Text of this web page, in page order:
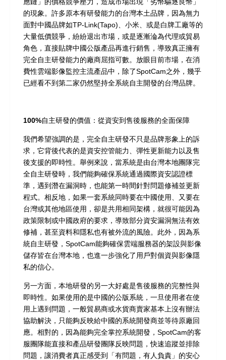
的現象。許多原本有研發能力的台灣本土品牌，因為無力
面對中國品牌如TP-Link(Tapo)、小米、或是白牌工廠等的
大量低價競爭，紛紛退出市場，或是逐漸淪為代理或貿易
角色，直接貼牌中國公版產品再進行銷售，導致真正擁有
完全自主研發能力的廠商屈指可數。放眼目前市場，在消
費性雲端影像監控主流產品中，除了SpotCam之外， 幾乎
已經看不到第二家仍然堅持全系統自主開發的台灣品牌。
100%自主研發的價值：從資安到售後服務的全面保障
我們希望強調的是，完全自主研發不只是品牌形象上的訴
求，它背後代表的是資安控管能力、彈性更新能力以及售
後支援的即時性。舉例來說，當系統是由台灣本地團隊完
全自主研發時，我們能夠確保系統通過國際資安認證標
準，遇到潛在漏洞時，也能第一時間針對問題修補並更新
程式。相反地，如果一套系統同時要在中國使用、又要在
台灣或其他地區使用，卻是共用相同架構，就很可能因為
政策限制或中國政府的要求，導致部分資安漏洞無法有效
修補，甚至資料和隱私也有被外流的風險。此外，因為系
統自主研發，SpotCam能夠確保雲端服務器的架設與影像
儲存皆在台灣本地，也進一步強化了用戶對個資與影像隱
私的信心。
另一方面，本地研發的另一大好處是售後服務的完整性與
即時性。如果使用的是中國的公版系統，一旦使用者在使
用上遇到問題，一般貿易商或水貨商賣家基本上沒有辦法
協助解決，只能夠反映給中國的系統開發商並等待原廠回
應。相對的，因為能夠完全掌控系統開發，SpotCam的客
服團隊能直接和產品研發團隊反映問題，快速追蹤並排除
問題，讓消費者真正感受到「有問題，有人負責」的安心